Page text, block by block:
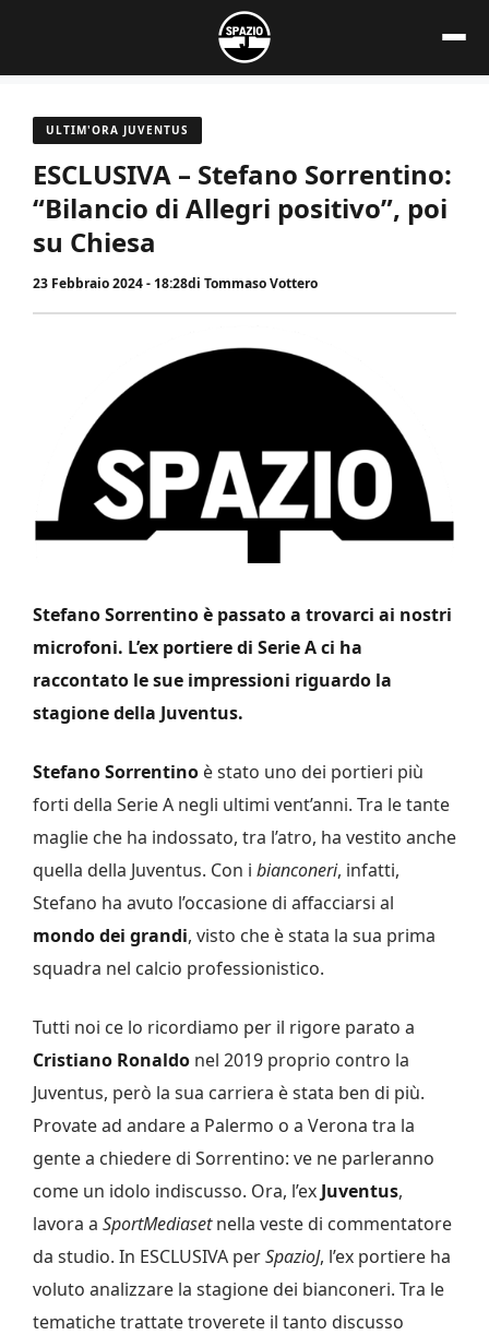
contenuto
ULTIM'ORA JUVENTUS
ESCLUSIVA – Stefano Sorrentino:
“Bilancio di Allegri positivo”, poi
su Chiesa
23 Febbraio 2024 - 18:28di Tommaso Vottero
Stefano Sorrentino è passato a trovarci ai nostri
microfoni. L’ex portiere di Serie A ci ha
raccontato le sue impressioni riguardo la
stagione della Juventus.
Stefano Sorrentino è stato uno dei portieri più
forti della Serie A negli ultimi vent’anni. Tra le tante
maglie che ha indossato, tra l’atro, ha vestito anche
quella della Juventus. Con i bianconeri, infatti,
Stefano ha avuto l’occasione di affacciarsi al
mondo dei grandi, visto che è stata la sua prima
squadra nel calcio professionistico.
Tutti noi ce lo ricordiamo per il rigore parato a
Cristiano Ronaldo nel 2019 proprio contro la
Juventus, però la sua carriera è stata ben di più.
Provate ad andare a Palermo o a Verona tra la
gente a chiedere di Sorrentino: ve ne parleranno
come un idolo indiscusso. Ora, l’ex Juventus,
lavora a SportMediasetnella veste di commentatore
da studio. In ESCLUSIVA perSpazioJ, l’ex portiere ha
voluto analizzare la stagione dei bianconeri. Tra le
tematiche trattate troverete il tanto discusso